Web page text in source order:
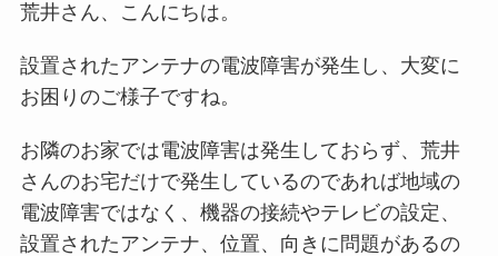
荒井さん、こんにちは。
設置されたアンテナの電波障害が発生し、大変に
お困りのご様子ですね。
お隣のお家では電波障害は発生しておらず、荒井
さんのお宅だけで発生しているのであれば地域の
電波障害ではなく、機器の接続やテレビの設定、
設置されたアンテナ、位置、向きに問題があるの